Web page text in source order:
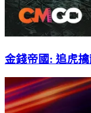
金錢帝國: 追虎